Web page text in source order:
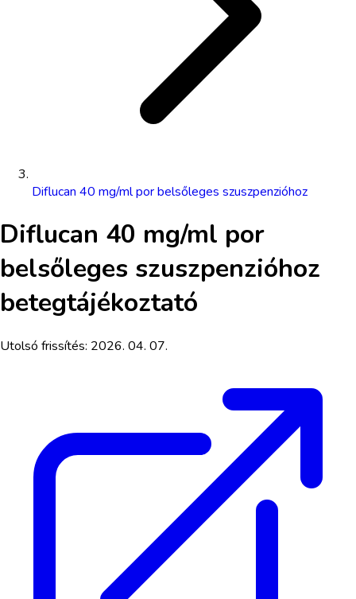
Diflucan 40 mg/ml por belsőleges szuszpenzióhoz
Diflucan 40 mg/ml por
belsőleges szuszpenzióhoz
betegtájékoztató
Utolsó frissítés: 2026. 04. 07.